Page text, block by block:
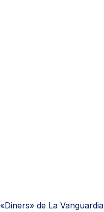
de La Vanguardia